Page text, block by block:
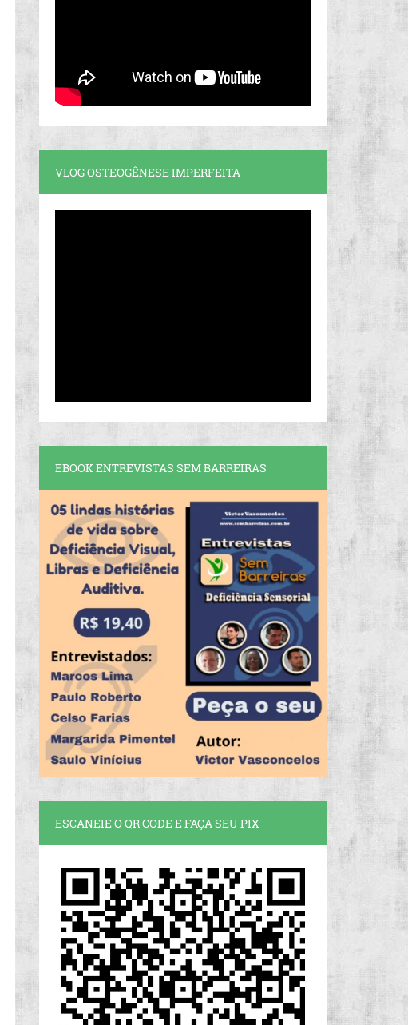
VLOG OSTEOGÊNESE IMPERFEITA
EBOOK ENTREVISTAS SEM BARREIRAS
ESCANEIE O QR CODE E FAÇA SEU PIX